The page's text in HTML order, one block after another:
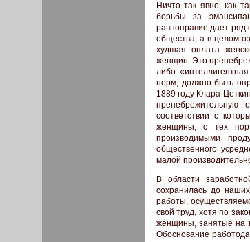
Ничто так явно, как
борьбы за
равноправие дает
общества, а в целом
худшая оплата
женщин. Это
либо
норм, должно быть
1889 году Клара
соответствии с
женщины; с тех
производимыми
общественного
малой
В области
сохранилась до
работы,
свой труд, хотя по
женщины, занятые на
Обоснование